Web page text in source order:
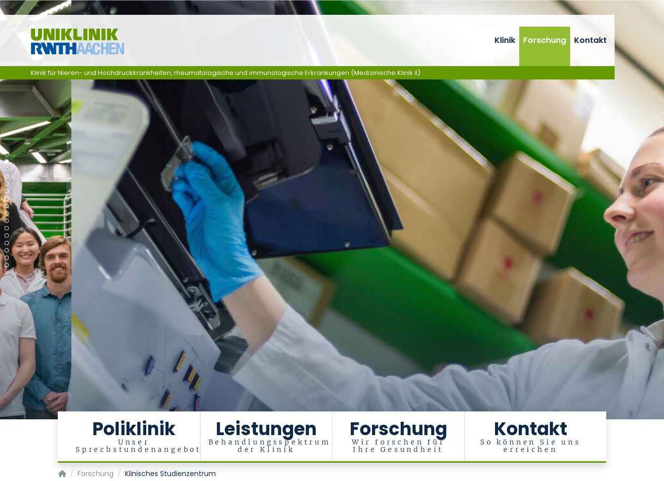
Skip navigation
Poliklinik
Unser
Sprechstundenangebot
Leistungen
Behandlungsspektrum
der Klinik
Forschung
Wir forschen für
Ihre Gesundheit
Kontakt
So können Sie uns
erreichen
Klinik Forschung Kontakt
Klinik für Nieren- und Hochdruckkrankheiten, rheumatologische und immunologische Erkrankungen (Medizinische Klinik II)
Klinik für Nieren- und Hochdruckkrankheiten, rheumatologische und immunologische Erkrankungen (Medizinische Klinik II)
Forschung Klinisches Studienzentrum